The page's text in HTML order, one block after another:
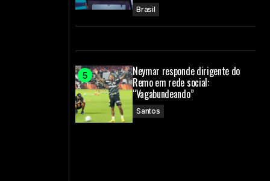
Brasil
Neymar responde dirigente do
Remo em rede social:
“Vagabundeando”
Santos